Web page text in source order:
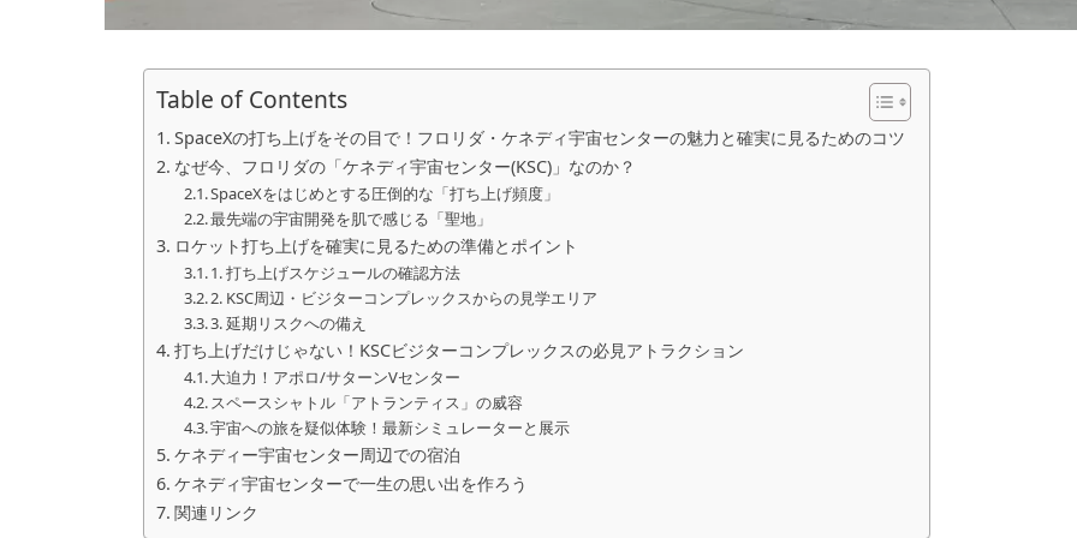
Table of Contents
SpaceXの打ち上げをその目で！フロリダ・ケネディ宇宙センターの魅力と確実に見るためのコツ
なぜ今、フロリダの「ケネディ宇宙センター(KSC)」なのか？
SpaceXをはじめとする圧倒的な「打ち上げ頻度」
最先端の宇宙開発を肌で感じる「聖地」
ロケット打ち上げを確実に見るための準備とポイント
1. 打ち上げスケジュールの確認方法
2. KSC周辺・ビジターコンプレックスからの見学エリア
3. 延期リスクへの備え
打ち上げだけじゃない！KSCビジターコンプレックスの必見アトラクション
大迫力！アポロ/サターンVセンター
スペースシャトル「アトランティス」の威容
宇宙への旅を疑似体験！最新シミュレーターと展示
ケネディー宇宙センター周辺での宿泊
ケネディ宇宙センターで一生の思い出を作ろう
関連リンク